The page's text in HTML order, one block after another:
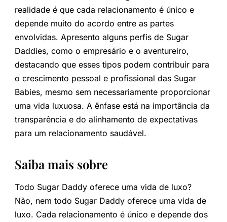
realidade é que cada relacionamento é único e
depende muito do acordo entre as partes
envolvidas. Apresento alguns perfis de Sugar
Daddies, como o empresário e o aventureiro,
destacando que esses tipos podem contribuir para
o crescimento pessoal e profissional das Sugar
Babies, mesmo sem necessariamente proporcionar
uma vida luxuosa. A ênfase está na importância da
transparência e do alinhamento de expectativas
para um relacionamento saudável.
Saiba mais sobre
Todo Sugar Daddy oferece uma vida de luxo?
Não, nem todo Sugar Daddy oferece uma vida de
luxo. Cada relacionamento é único e depende dos